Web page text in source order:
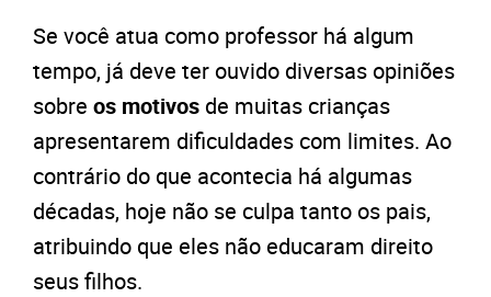
Se você atua como professor há algum
tempo, já deve ter ouvido diversas opiniões
sobre os motivos de muitas crianças
apresentarem dificuldades com limites. Ao
contrário do que acontecia há algumas
décadas, hoje não se culpa tanto os pais,
atribuindo que eles não educaram direito
seus filhos.